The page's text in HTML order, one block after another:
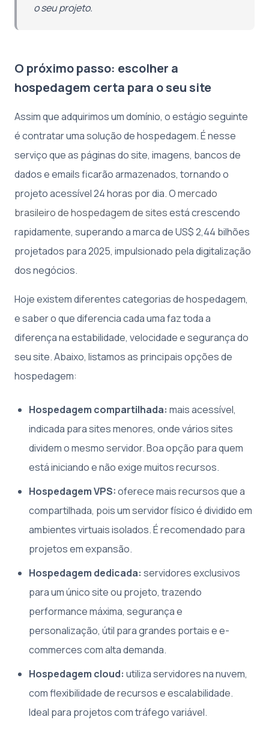
o seu projeto.
O próximo passo: escolher a
hospedagem certa para o seu site
Assim que adquirimos um domínio, o estágio seguinte
é contratar uma solução de hospedagem. É nesse
serviço que as páginas do site, imagens, bancos de
dados e emails ficarão armazenados, tornando o
projeto acessível 24 horas por dia. Omercado
brasileiro de hospedagem de sitesestá crescendo
rapidamente, superando a marca de US$ 2,44 bilhões
projetados para 2025, impulsionado pela digitalização
dos negócios.
Hoje existem diferentes categorias de hospedagem,
e saber o que diferencia cada uma faz toda a
diferença na estabilidade, velocidade e segurança do
seu site. Abaixo, listamos as principais opções de
hospedagem:
Hospedagem compartilhada: mais acessível,
indicada para sites menores, onde vários sites
dividem o mesmo servidor. Boa opção para quem
está iniciando e não exige muitos recursos.
Hospedagem VPS:oferece mais recursos que a
compartilhada, pois um servidor físico é dividido em
ambientes virtuais isolados. É recomendado para
projetos em expansão.
Hospedagem dedicada: servidores exclusivos
para um único site ou projeto, trazendo
performance máxima, segurança e
personalização, útil para grandes portais e e-
commerces com alta demanda.
Hospedagem cloud: utiliza servidores na nuvem,
com flexibilidade de recursos e escalabilidade.
Ideal para projetos com tráfego variável.